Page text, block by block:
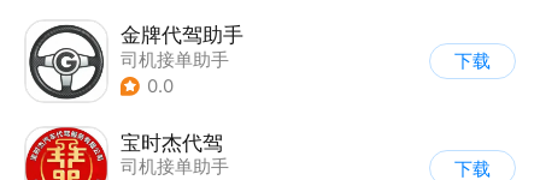
金牌代驾助手
司机接单助手
0.0
下载
宝时杰代驾
司机接单助手
下载